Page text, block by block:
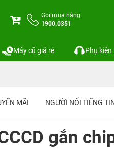
Gọi mua hàng
1900.0351
Máy cũ giá rẻ Phụ kiện
MÃI NGƯỜI NỔI TIẾNG
gắn